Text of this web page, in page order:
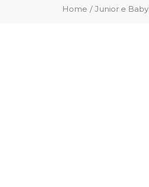
Torna in Home
Home Junior e Baby